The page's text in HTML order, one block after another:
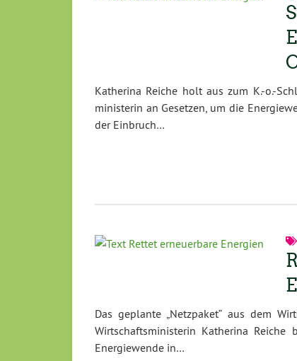
Katherina Reiche holt aus zum K.-o.-
ministerin an Gesetzen, um die
der Einbruch…
Das geplante „Netzpaket“ aus dem
Wirtschaftsministerin Katherina
Energiewende in…